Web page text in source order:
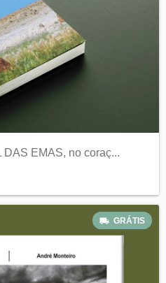
EMAS, no coraç...
GRÁTIS